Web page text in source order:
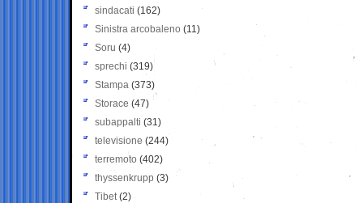
sindacati (162)
Sinistra arcobaleno (11)
Soru (4)
sprechi (319)
Stampa (373)
Storace (47)
subappalti (31)
televisione(244)
terremoto (402)
thyssenkrupp (3)
Tibet(2)